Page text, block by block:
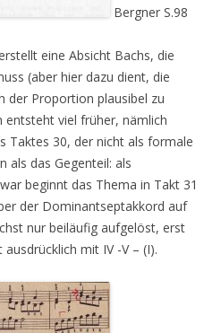
Bergner S.98
eine Absicht Bachs, die
(aber hier dazu dient, die
der Proportion plausibel zu
entsteht viel früher, nämlich
Taktes 30, der nicht als formale
als das Gegenteil: als
beginnt das Thema in Takt 31
der Dominantseptakkord auf
nur beiläufig aufgelöst, erst
mit IV -V – (I).